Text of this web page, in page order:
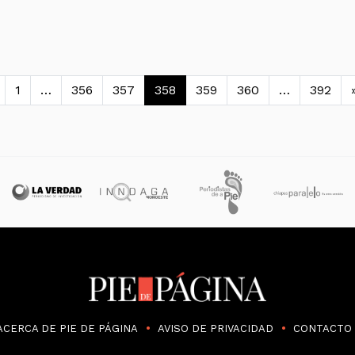
de entradas
1 … 356 357 358 359 360 … 392
DE PIE DE PÁGINA AVISO DE PRIVACIDAD CONTACTO